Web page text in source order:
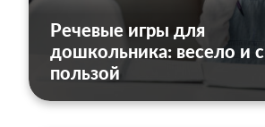
Речевые игры для
дошкольника: весело и с
пользой